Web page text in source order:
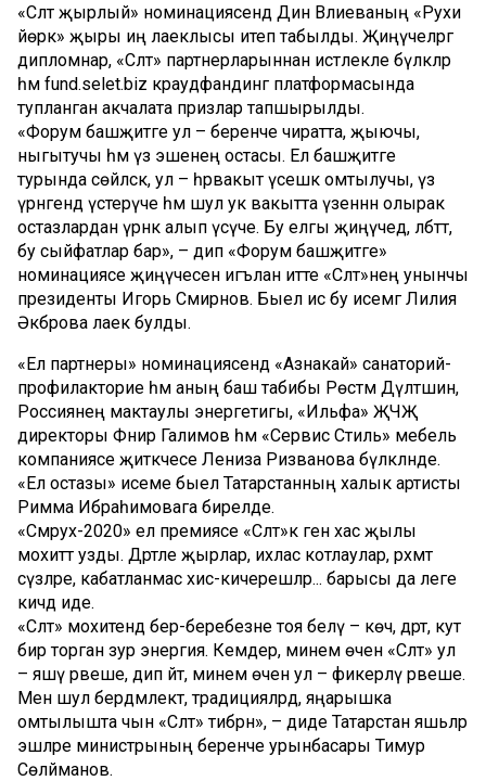
«Сәләт җырлый» номинациясендә Динә Вәлиеваның «Рухи
йөрәк» җыры иң лаеклысы итеп табылды. Җиңүчеләргә
дипломнар, «Сәләт» партнерларыннан истәлекле бүләкләр
һәм fund.selet.biz краудфандинг платформасында
тупланган акчалата призлар тапшырылды.
«Форум башҗитәге ул – беренче чиратта, җыючы,
ныгытучы һәм үз эшенең остасы. Ел башҗитәге
турында сөйләсәк, ул – һәрвакыт үсешкә омтылучы, үз
үрнәгендә үстерүче һәм шул ук вакытта үзеннән олырак
остазлардан үрнәк алып үсүче. Бу елгы җиңүчедә, әлбәттә,
бу сыйфатлар бар», – дип «Форум башҗитәге»
номинациясе җиңүчесен игълан итте «Сәләт»нең унынчы
президенты Игорь Смирнов. Быел исә бу исемгә Лилия
Әкбәрова лаек булды.
«Ел партнеры» номинациясендә «Азнакай» санаторий-
профилакторие һәм аның баш табибы Рөстәм Дәүләтшин,
Россиянең мактаулы энергетигы, «Ильфа» ҖЧҖ
директоры Фәнир Галимов һәм «Сервис Стиль» мебель
компаниясе җитәкчесе Лениза Ризванова бүләкләнде.
«Ел остазы» исеме быел Татарстанның халык артисты
Римма Ибраһимовага бирелде.
«Сәмрух-2020» ел премиясе «Сәләт»кә генә хас җылы
мохиттә узды. Дәртле җырлар, ихлас котлаулар, рәхмәт
сүзләре, кабатланмас хис-кичерешләр... барысы да әлеге
кичәдә иде.
«Сәләт» мохитендә бер-беребезне тоя белү – көч, дәрт, куәт
бирә торган зур энергия. Кемдер, минем өчен «Сәләт» ул
– яшәү рәвеше, дип әйтә, минем өчен ул – фикерләү рәвеше.
Менә шул бердәмлектә, традицияләрдә, яңарышка
омтылышта чын «Сәләт» тибрәнә», – диде Татарстан яшьләр
эшләре министрының беренче урынбасары Тимур
Сөләйманов.